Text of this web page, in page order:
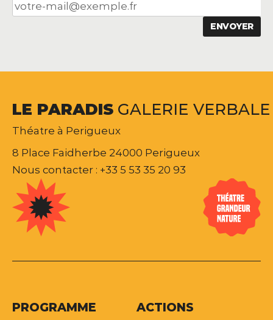
LE PARADIS GALERIE VERBALE
Théatre à Perigueux
8 Place Faidherbe 24000 Perigueux
Nous contacter : +33 5 53 35 20 93
PROGRAMME
ACTIONS